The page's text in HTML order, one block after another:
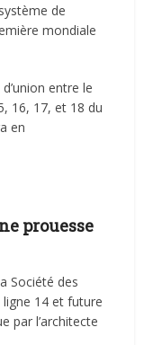
de
mondiale
entre le
16, 17, et 18 du
en
prouesse
Société des
14 et future
par l’architecte